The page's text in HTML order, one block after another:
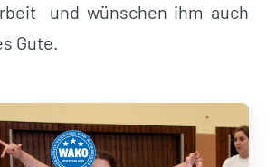
und wünschen ihm auch
Gute.